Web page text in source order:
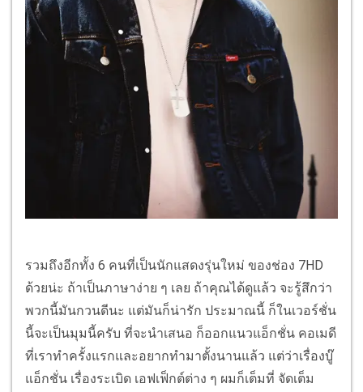
รวมถึงอีกทั้ง 6 คนที่เป็นนักแสดงรุ่นใหม่ ของช่อง 7HD
ด้วยน่ะ ถ้าเป็นภาษาง่าย ๆ เลย ถ้าคุณได้ดูแล้ว จะรู้สึกว่า
พวกนี้มันกวนดีนะ แต่มันก็น่ารัก ประมาณนี้ ก็ในเวอร์ชั่น
นี้จะเป็นมุมนี้ครับ ที่จะนำเสนอ ก็ออกแนวแอ็กชั่น คอเมดี
ที่เราทำครั้งแรกและอยากทำมาตั้งนานแล้ว แต่ว่าเรื่องบู๊
แอ็กชั่น เรื่องระเบิด เอฟเฟ็กต์ต่าง ๆ ผมก็เต็มที่ จัดเต็ม